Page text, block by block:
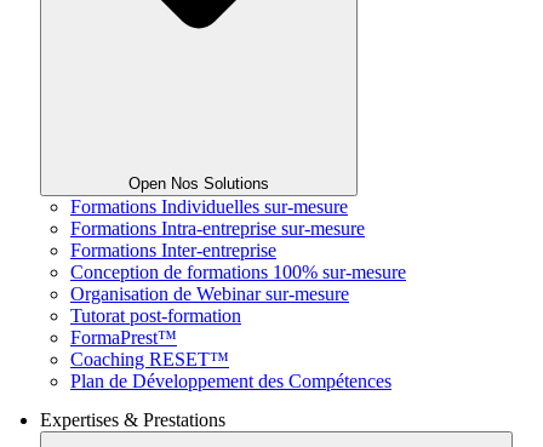
Open Nos Solutions
Formations Individuelles sur-mesure
Formations Intra-entreprise sur-mesure
Formations Inter-entreprise
Conception de formations 100% sur-mesure
Organisation de Webinar sur-mesure
Tutorat post-formation
FormaPrest™
Coaching RESET™
Plan de Développement des Compétences
Expertises & Prestations